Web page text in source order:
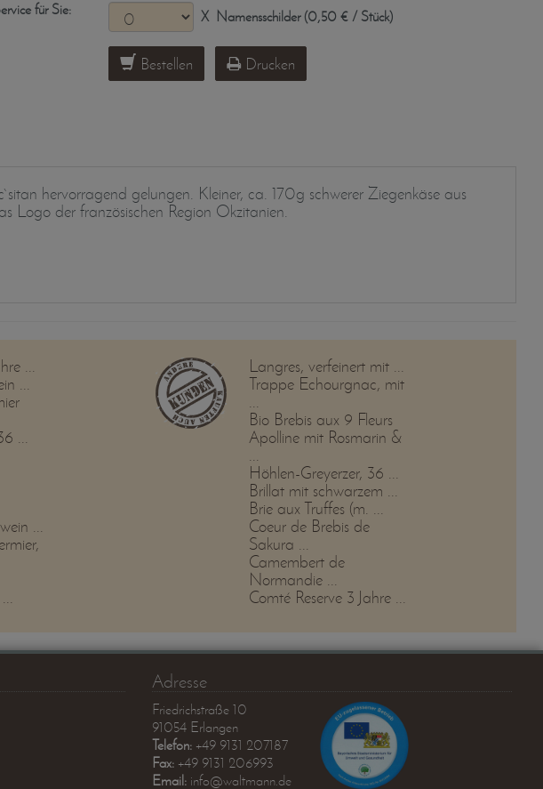
für Sie: X Namensschilder (0,50 € / Stück)
Bestellen Drucken
hervorragend gelungen. Kleiner, ca. 170g schwerer Ziegenkäse aus
Logo der französischen Region Okzitanien.
...
...
...
...
Langres, verfeinert mit ...
Trappe Echourgnac, mit
Bio Brebis aux 9 Fleurs
Apolline mit Rosmarin &
Höhlen-Greyerzer, 36 ...
Brillat mit schwarzem ...
Brie aux Truffes (m. ...
Coeur de Brebis de
Sakura ...
Camembert de
Normandie ...
Comté Reserve 3 Jahre ...
Adresse
Friedrichstraße 10
91054 Erlangen
Telefon: +49 9131 207187
Fax: +49 9131 206993
Email: info@waltmann.de